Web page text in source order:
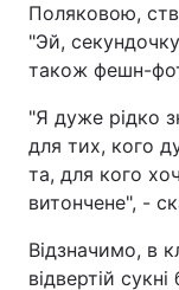
Поляковою,
"Эй,
також фешн-
"Я дуже рідко
для тих, кого
та, для кого
витончене", -
Відзначимо, в
відвертій